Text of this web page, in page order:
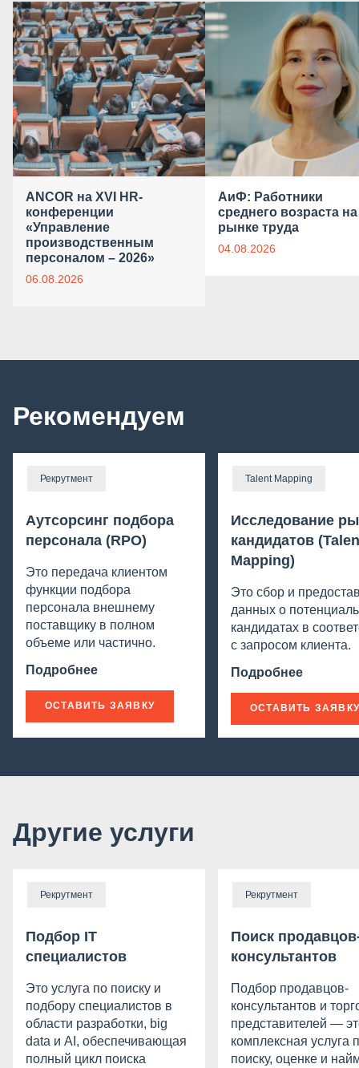
ANCOR на XVI HR-
конференции
«Управление
производственным
персоналом – 2026»
06.08.2026
АиФ: Работники
среднего возраста на
рынке труда
04.08.2026
Рекомендуем
Рекрутмент
Аутсорсинг подбора
персонала (RPO)
Это передача клиентом
функции подбора
персонала внешнему
поставщику в полном
объеме или частично.
Подробнее
ОСТАВИТЬ ЗАЯВКУ
Talent Mapping
Исследование
кандидатов
Mapping)
Это сбор и
данных о
кандидатах в
с запросом клиента. ​
Подробнее
ОСТАВИТЬ ЗАЯВКУ
Другие услуги
Рекрутмент
Подбор IT
специалистов
Это услуга по поиску и
подбору специалистов в
области разработки, big
data и AI, обеспечивающая
полный цикл поиска
Рекрутмент
Поиск
консультантов
Подбор продавцов-
консультантов и
представителей —
комплексная услуга
поиску, оценке и